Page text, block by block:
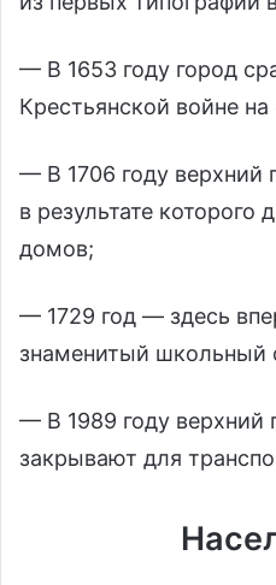
— В 1653 году город
Крестьянской войне
— В 1706 году верхний
в результате которого
домов;
— 1729 год — здесь
знаменитый школьный
— В 1989 году верхний
закрывают для